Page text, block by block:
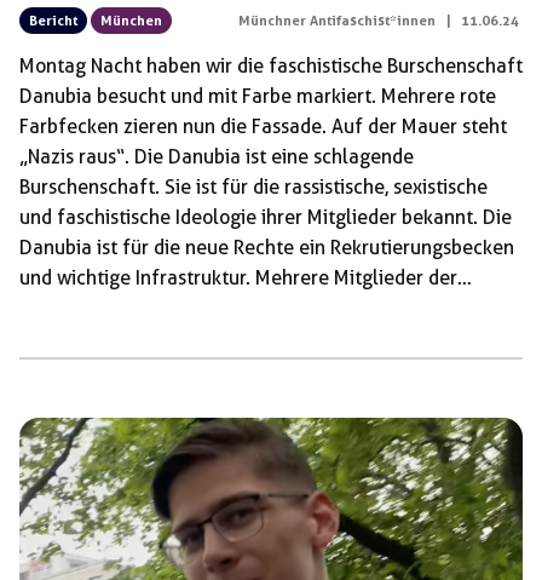
Bericht München Münchner Antifaschist*innen 11.06.24
Montag Nacht haben wir die faschistische Burschenschaft
Danubia besucht und mit Farbe markiert. Mehrere rote
Farbfecken zieren nun die Fassade. Auf der Mauer steht
„Nazis raus“. Die Danubia ist eine schlagende
Burschenschaft. Sie ist für die rassistische, sexistische
und faschistische Ideologie ihrer Mitglieder bekannt. Die
Danubia ist für die neue Rechte ein Rekrutierungsbecken
und wichtige Infrastruktur. Mehrere Mitglieder der
Bewegung in Wien 2023 oder dem Versuch der Stürmung
einer Draq-Lesung in der Stadtbiblothek Bogenhausen im
Sommer 2023. Große personelle Überschneidungen
haben die […]